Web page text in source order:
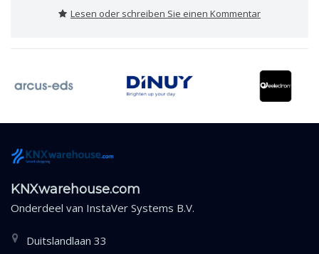
Lesen oder schreiben Sie einen Kommentar
KNXwarehouse.com
Onderdeel van InstaVer Systems B.V.
Duitslandlaan 33